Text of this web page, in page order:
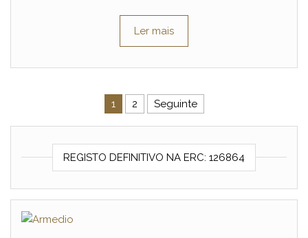
Ler mais
Navegação de artigos
1 2 Seguinte
REGISTO DEFINITIVO NA ERC: 126864